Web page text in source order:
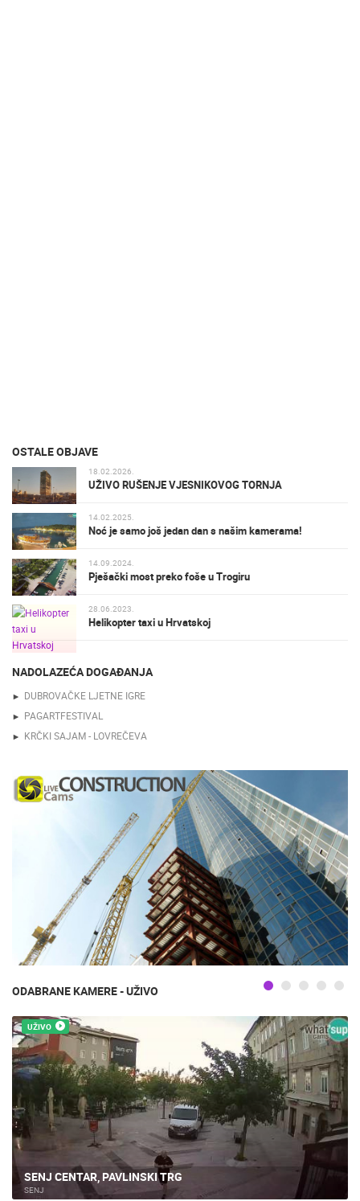
OSTALE OBJAVE
18.02.2026.
UŽIVO RUŠENJE VJESNIKOVOG TORNJA
14.02.2025.
Noć je samo još jedan dan s našim kamerama!
14.09.2024.
Pješački most preko foše u Trogiru
28.06.2023.
Helikopter taxi u Hrvatskoj
NADOLAZEĆA DOGAĐANJA
DUBROVAČKE LJETNE IGRE
PAGARTFESTIVAL
KRČKI SAJAM - LOVREČEVA
ODABRANE KAMERE - UŽIVO
UŽIVO
SENJ CENTAR, PAVLINSKI TRG
SENJ